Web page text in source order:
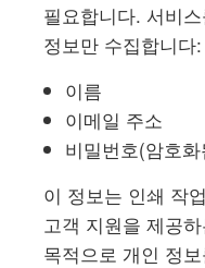
필요합니다. 서비
정보만 수집합니다:
이름
이메일 주소
비밀번호(암호
이 정보는 인쇄 작
고객 지원을 제공
목적으로 개인 정